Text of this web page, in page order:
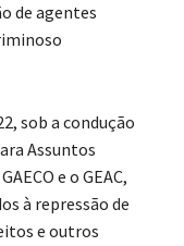
de agentes
sob a condução
Assuntos
e o GEAC,
à repressão de
e outros